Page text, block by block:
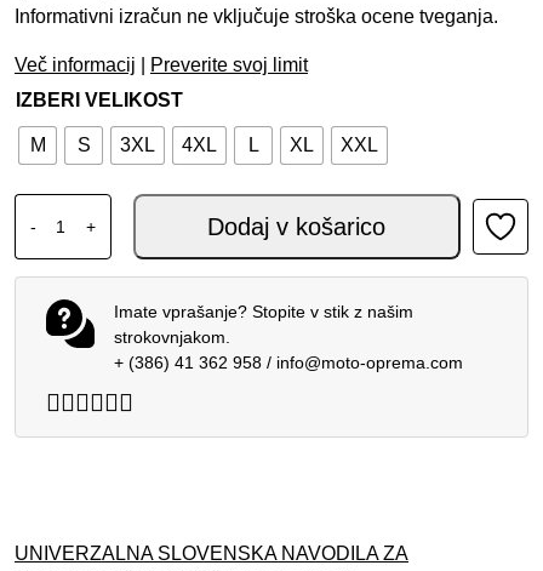
Informativni izračun ne vključuje stroška ocene tveganja.
Več informacij
Preverite svoj limit
IZBERI VELIKOST
M S 3XL 4XL L XL XXL
-
ALPINESTARS AEROSHELL VODOTESNA JAKNA GRAY
+ Dodaj v košarico
Imate vprašanje? Stopite v stik z našim
strokovnjakom.
+ (386) 41 362 958/ info@moto-oprema.com
UNIVERZALNA SLOVENSKA NAVODILA ZA